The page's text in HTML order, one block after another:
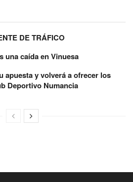
DE TRÁFICO
una caída en Vinuesa
apuesta y volverá a ofrecer los
Deportivo Numancia